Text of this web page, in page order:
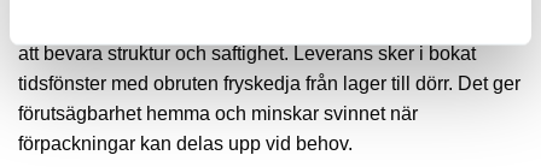
att bevara struktur och saftighet. Leverans sker i bokat
tidsfönster med obruten fryskedja från lager till dörr. Det ger
förutsägbarhet hemma och minskar svinnet när
förpackningar kan delas upp vid behov.